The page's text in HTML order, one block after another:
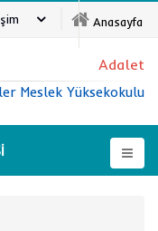
Anasayfa
Adalet
Meslek Yüksekokulu